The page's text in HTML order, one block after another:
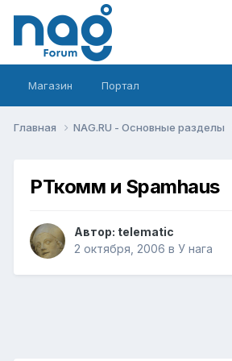
Магазин Портал
Главная NAG.RU - Основные разделы
РТкомм и Spamhaus
Автор: telematic
2 октября, 2006 в У нага